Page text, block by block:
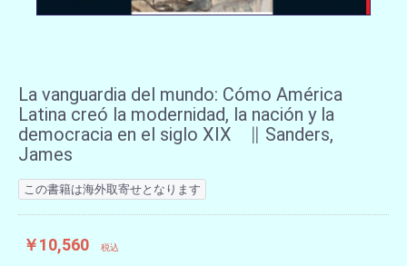
La vanguardia del mundo: Cómo América
Latina creó la modernidad, la nación y la
democracia en el siglo XIX ∥ Sanders,
James
この書籍は海外取寄せとなります
￥10,560 税込